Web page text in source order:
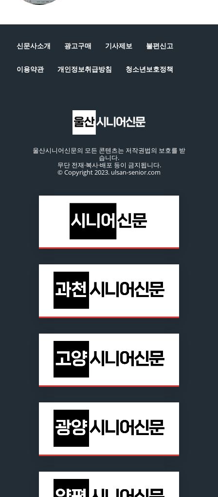
신문사소개 광고구매 기사제보 불편신고
이용약관 개인정보취급방침 청소년보호정책
울산시니어신문의 모든 콘텐츠는 저작권법의 보호를 받
습니다.
무단 전재·복사·배포 등이 금지됩니다.
© Copyright 2023. ulsan-senior.com